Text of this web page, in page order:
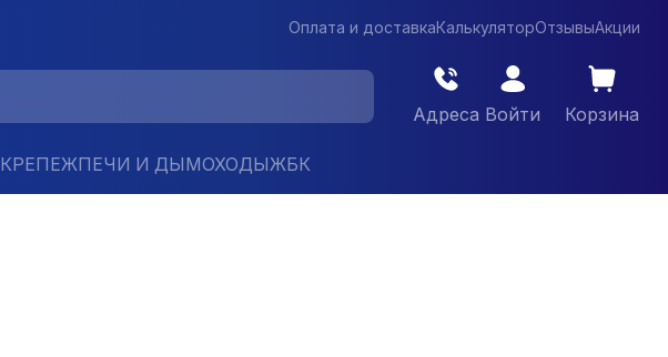
Оплата и доставкаКалькуляторОтзывыАкции
Адреса Войти Корзина
КРЕПЕЖПЕЧИ И ДЫМОХОДЫЖБК